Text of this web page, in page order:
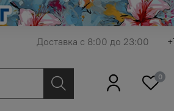
Доставка с 8:00 до 23:00
0